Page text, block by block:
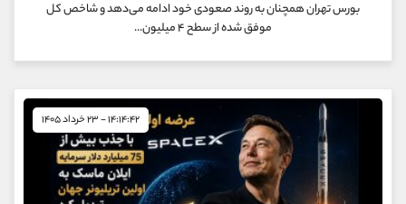
بورس تهران همچنان به روند صعودی خود ادامه می‌دهد و شاخص کل
موفق شده از سطح ۴ میلیون...
۱۴:۱۴:۴۲ - ۲۳ خرداد ۱۴۰۵